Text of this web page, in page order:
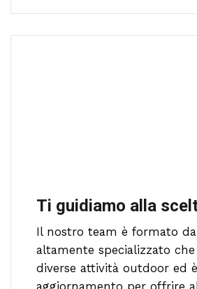
Ti guidiamo alla
Il nostro team è formato
altamente specializzato
diverse attività outdoor ed
aggiornamento per offrire